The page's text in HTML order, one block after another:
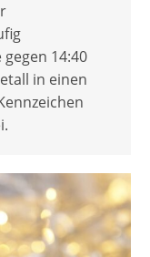
14:40
in einen